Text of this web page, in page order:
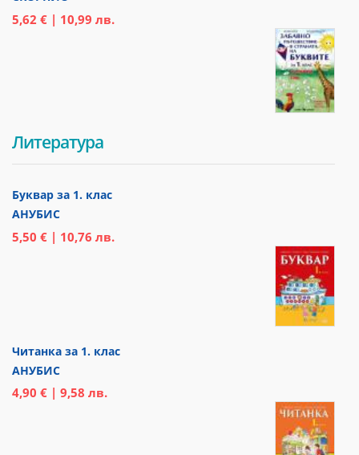
5,62 € | 10,99 лв.
Литература
Буквар за 1. клас
АНУБИС
5,50 € | 10,76 лв.
Читанка за 1. клас
АНУБИС
4,90 € | 9,58 лв.